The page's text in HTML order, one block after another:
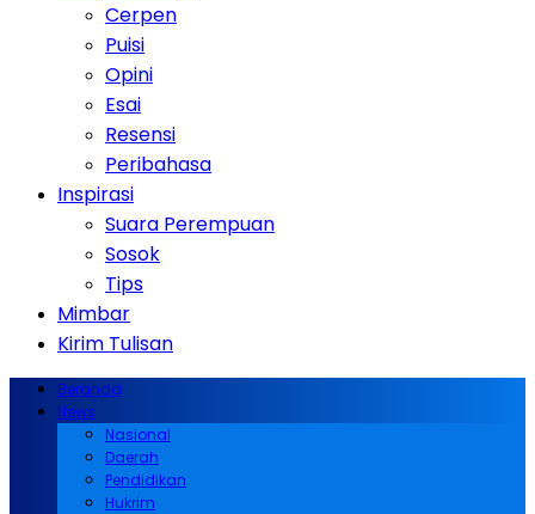
Cerpen
Puisi
Opini
Esai
Resensi
Peribahasa
Inspirasi
Suara Perempuan
Sosok
Tips
Mimbar
Kirim Tulisan
Beranda
News
Nasional
Daerah
Pendidikan
Hukrim